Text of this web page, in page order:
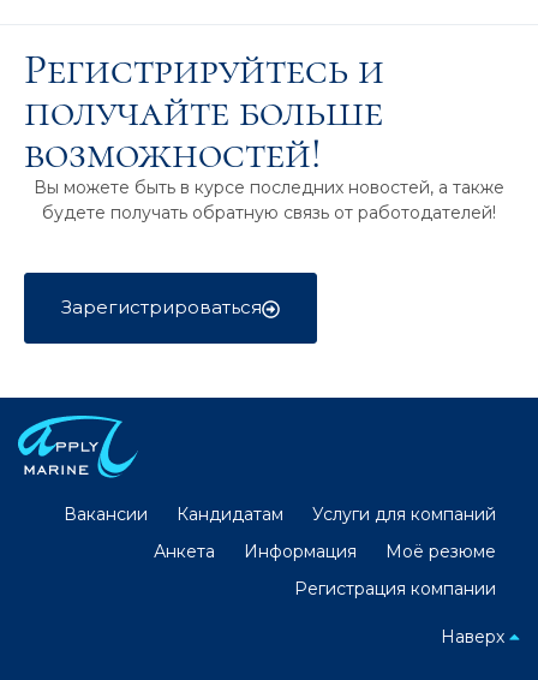
Регистрируйтесь и
получайте больше
возможностей!
Вы можете быть в курсе последних новостей, а также
будете получать обратную связь от работодателей!
Зарегистрироваться
Вакансии Кандидатам
Услуги для компаний
Анкета
Информация
Моё резюме
Регистрация компании
Наверх